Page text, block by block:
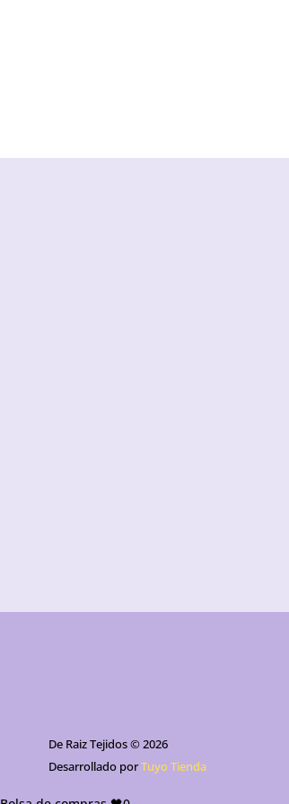
De Raiz Tejidos © 2026
Desarrollado porTuyo Tienda